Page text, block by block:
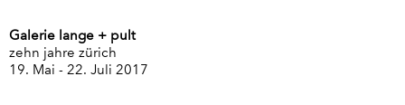
Galerie lange + pult
zehn jahre zürich
19. Mai - 22. Juli 2017